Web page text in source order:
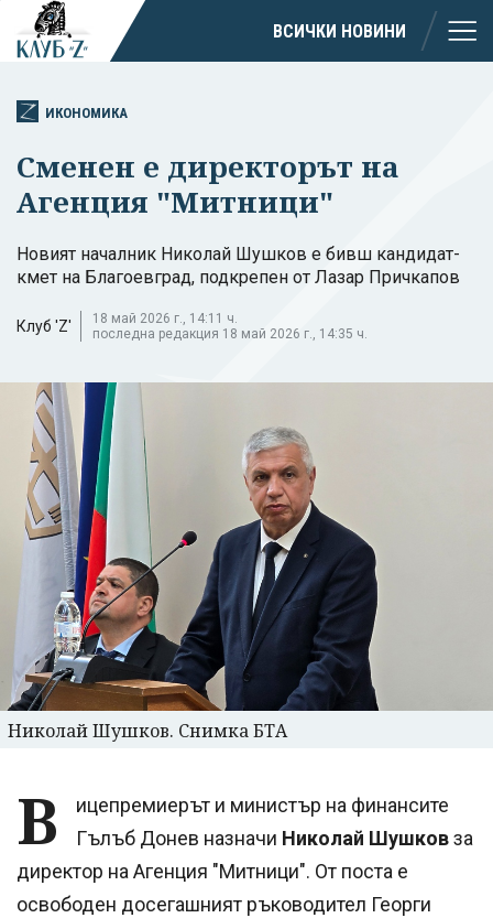
ВСИЧКИ НОВИНИ
ИКОНОМИКА
Сменен е директорът на
Агенция "Митници"
Новият началник Николай Шушков е бивш кандидат-
кмет на Благоевград, подкрепен от Лазар Причкапов
Клуб 'Z'
18 май 2026 г., 14:11 ч.
последна редакция 18 май 2026 г., 14:35 ч.
Николай Шушков. Снимка БТА
В
ицепремиерът и министър на финансите
Гълъб Донев назначи Николай Шушковза
директор на Агенция "Митници". От поста е
освободен досегашният ръководител Георги